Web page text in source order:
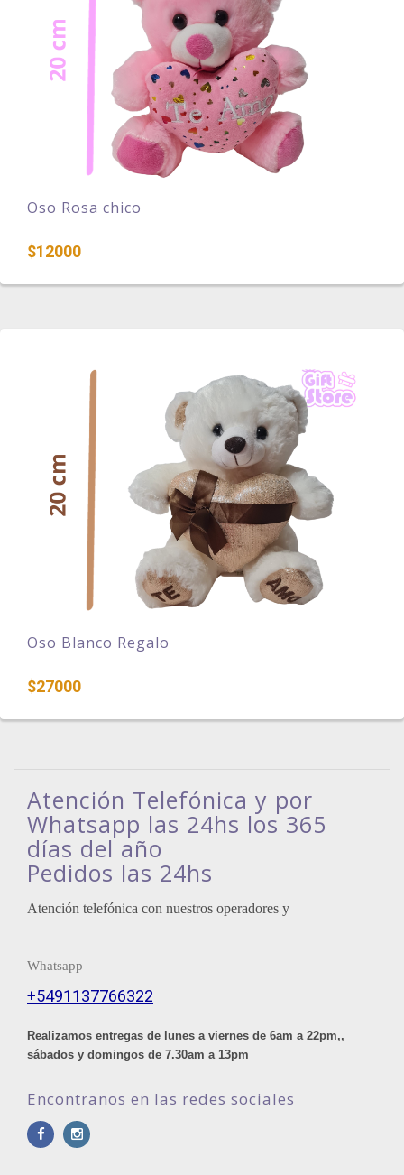
Oso Rosa chico
$12000
Oso Blanco Regalo
$27000
Atención Telefónica y por
Whatsapp las 24hs los 365
días del año
Pedidos las 24hs
Atención telefónica con nuestros operadores y
Whatsapp
+5491137766322
Realizamos entregas de lunes a viernes de 6am a 22pm,,
sábados y domingos de 7.30am a 13pm
Encontranos en las redes sociales